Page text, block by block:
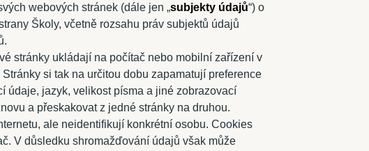
webových stránek (dále jen „subjekty údajů“) o
Školy, včetně rozsahu práv subjektů údajů
stránky ukládají na počítač nebo mobilní zařízení v
si tak na určitou dobu zapamatují preference
údaje, jazyk, velikost písma a jiné zobrazovací
a přeskakovat z jedné stránky na druhou.
ale neidentifikují konkrétní osobu. Cookies
V důsledku shromažďování údajů však může